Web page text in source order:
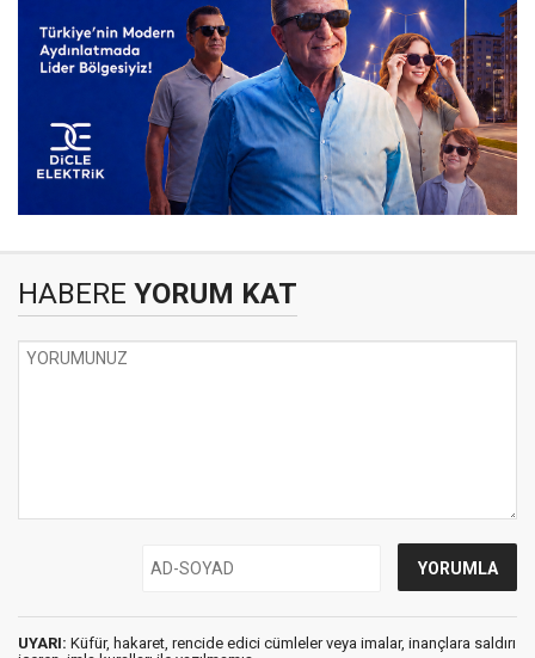
HABERE YORUM KAT
UYARI: Küfür, hakaret, rencide edici cümleler veya imalar, inançlara saldırı